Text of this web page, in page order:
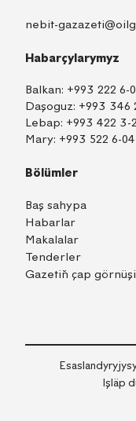
nebit-
Habarçylarymyz
Balkan: +993 222 6-
Daşoguz: +993 346
Lebap: +993 422 3-
Mary: +993 522 6-
Bölümler
Baş sahypa
Habarlar
Makalalar
Tenderler
Gazetiň çap görnüşi
Işläp